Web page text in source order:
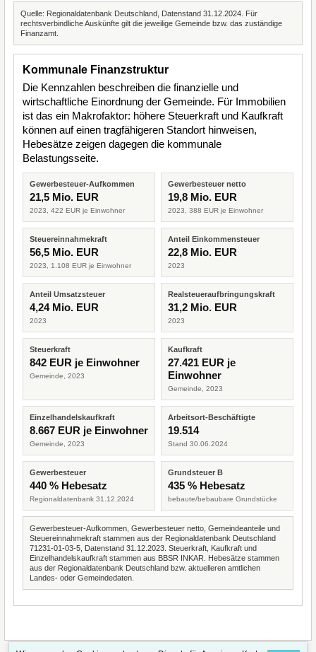
Quelle: Regionaldatenbank Deutschland, Datenstand 31.12.2024. Für
rechtsverbindliche Auskünfte gilt die jeweilige Gemeinde bzw. das zuständige
Finanzamt.
Kommunale Finanzstruktur
Die Kennzahlen beschreiben die finanzielle und
wirtschaftliche Einordnung der Gemeinde. Für Immobilien
ist das ein Makrofaktor: höhere Steuerkraft und Kaufkraft
können auf einen tragfähigeren Standort hinweisen,
Hebesätze zeigen dagegen die kommunale
Belastungsseite.
Gewerbesteuer-Aufkommen
21,5 Mio. EUR
2023, 422 EUR je Einwohner
Gewerbesteuer netto
19,8 Mio. EUR
2023, 388 EUR je Einwohner
Steuereinnahmekraft
56,5 Mio. EUR
2023, 1.108 EUR je Einwohner
Anteil Einkommensteuer
22,8 Mio. EUR
2023
Anteil Umsatzsteuer
4,24 Mio. EUR
2023
Realsteueraufbringungskraft
31,2 Mio. EUR
2023
Steuerkraft
842 EUR je Einwohner
Gemeinde, 2023
Kaufkraft
27.421 EUR je
Einwohner
Gemeinde, 2023
Einzelhandelskaufkraft
8.667 EUR je Einwohner
Gemeinde, 2023
Arbeitsort-Beschäftigte
19.514
Stand 30.06.2024
Gewerbesteuer
440 % Hebesatz
Regionaldatenbank 31.12.2024
Grundsteuer B
435 % Hebesatz
bebaute/bebaubare Grundstücke
Gewerbesteuer-Aufkommen, Gewerbesteuer netto, Gemeindeanteile und
Steuereinnahmekraft stammen aus der Regionaldatenbank Deutschland
71231-01-03-5, Datenstand 31.12.2023. Steuerkraft, Kaufkraft und
Einzelhandelskaufkraft stammen aus BBSR INKAR. Hebesätze stammen
aus der Regionaldatenbank Deutschland bzw. aktuelleren amtlichen
Landes- oder Gemeindedaten.